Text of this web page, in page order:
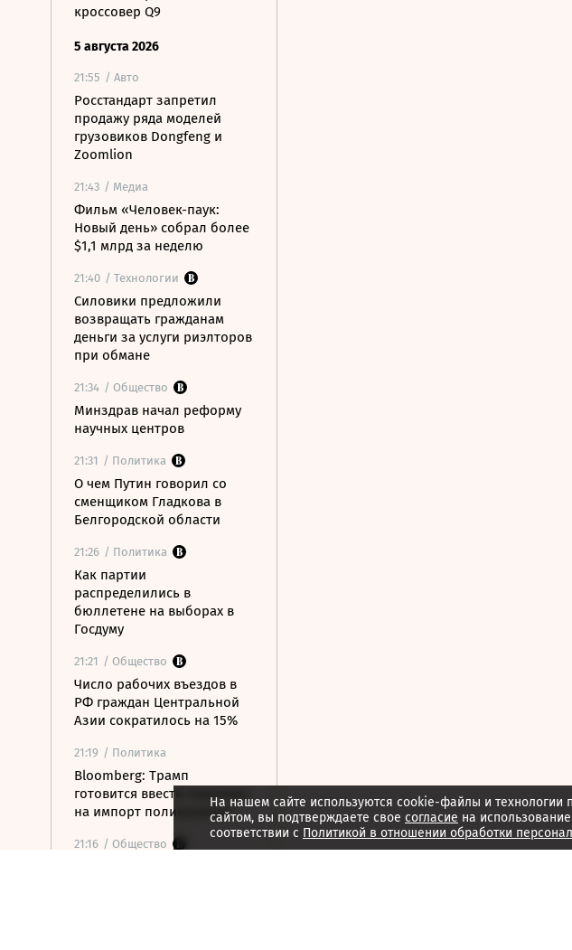
кроссовер Q9
5 августа 2026
21:55 / Авто
Росстандарт запретил
продажу ряда моделей
грузовиков Dongfeng и
Zoomlion
21:43 / Медиа
Фильм «Человек-паук:
Новый день» собрал более
$1,1 млрд за неделю
21:40 / Технологии
Силовики предложили
возвращать гражданам
деньги за услуги риэлторов
при обмане
21:34 / Общество
Минздрав начал реформу
научных центров
21:31 / Политика
О чем Путин говорил со
сменщиком Гладкова в
Белгородской области
21:26 / Политика
Как партии
распределились в
бюллетене на выборах в
Госдуму
21:21 / Общество
Число рабочих въездов в
РФ граждан Центральной
Азии сократилось на 15%
21:19 / Политика
Bloomberg: Трамп
готовится ввести пошлины
на импорт поликремния
21:16 / Общество
На нашем сайте используются cookie-файлы и технологии
сайтом, вы подтверждаете свое согласие на
соответствии с Политикой в отношении обработки